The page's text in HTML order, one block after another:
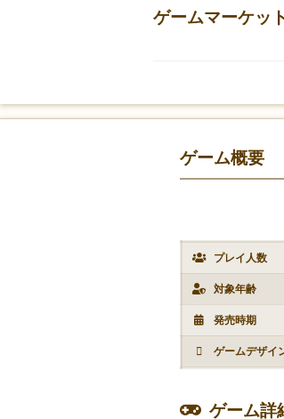
ゲームマーケッ
ゲーム概要
プレイ人数
対象年齢
発売時期
ゲームデザイ
ゲーム詳